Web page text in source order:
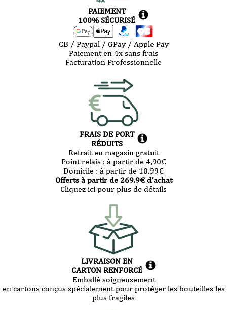
PAIEMENT
100% SÉCURISÉ
CB / Paypal / GPay / Apple Pay
Paiement en 4x sans frais
Facturation Professionnelle
FRAIS DE PORT
RÉDUITS
Retrait en magasin gratuit
Point relais : à partir de 4,90€
Domicile : à partir de 10.99€
Offerts à partir de 269.9€ d’achat
Cliquez ici pour plus de détails
LIVRAISON EN
CARTON RENFORCÉ
Emballé soigneusement
en cartons conçus spécialement pour protéger les bouteilles les
plus fragiles